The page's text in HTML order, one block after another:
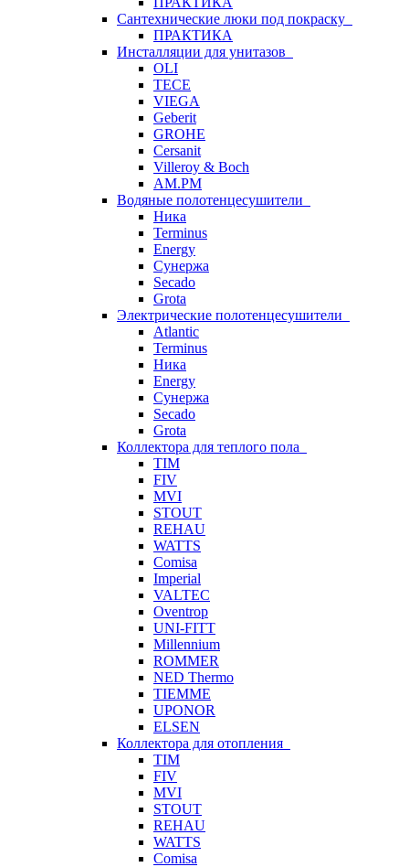
Сантехнические люки под покраску
ПРАКТИКА
Инсталляции для унитазов
OLI
TECE
VIEGA
Geberit
GROHE
Cersanit
Villeroy & Boch
AM.PM
Водяные полотенцесушители
Ника
Terminus
Energy
Сунержа
Secado
Grota
Электрические полотенцесушители
Atlantic
Terminus
Ника
Energy
Сунержа
Secado
Grota
Коллектора для теплого пола
TIM
FIV
MVI
STOUT
REHAU
WATTS
Comisa
Imperial
VALTEC
Oventrop
UNI-FITT
Millennium
ROMMER
NED Thermo
TIEMME
UPONOR
ELSEN
Коллектора для отопления
TIM
FIV
MVI
STOUT
REHAU
WATTS
Comisa